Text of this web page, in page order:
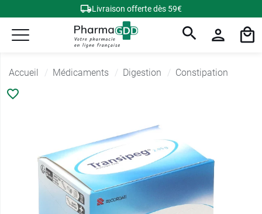
Livraison offerte dès 59€
Accueil Médicaments Digestion Constipation